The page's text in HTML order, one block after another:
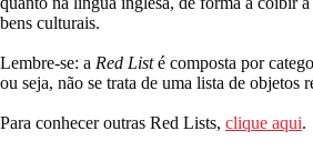
bens culturais.
Lembre-se: a Red Listé composta por
ou seja, não se trata de uma lista de objetos
Para conhecer outras Red Lists, clique aqui.